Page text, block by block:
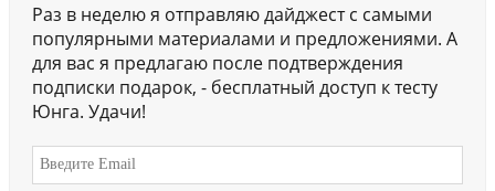
Раз в неделю я отправляю дайджест с самыми
популярными материалами и предложениями. А
для вас я предлагаю после подтверждения
подписки подарок, - бесплатный доступ к тесту
Юнга. Удачи!